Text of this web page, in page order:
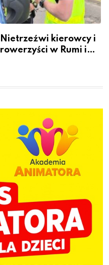
Nietrzeźwi kierowcy i
rowerzyści w Rumi i